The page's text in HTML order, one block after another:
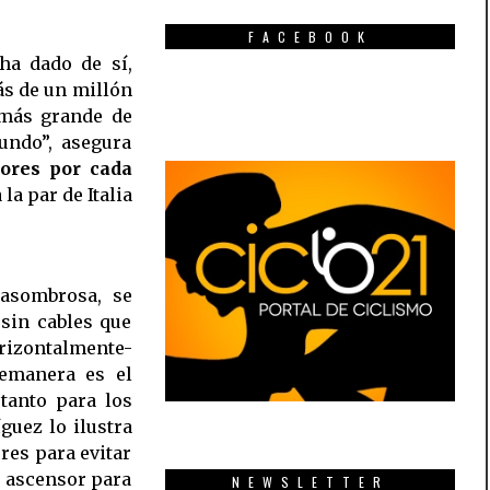
dado de sí,
de un millón
grande de
asegura
por cada
la par de Italia
se
cables que
es el
para los
lo ilustra
para evitar
para
FACEBOOK
NEWSLETTER